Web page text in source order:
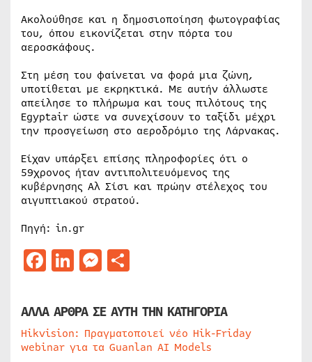
Ακολούθησε και η δημοσιοποίηση φωτογραφίας
του, όπου εικονίζεται στην πόρτα του
αεροσκάφους.
Στη μέση του φαίνεται να φορά μια ζώνη,
υποτίθεται με εκρηκτικά. Με αυτήν άλλωστε
απείλησε το πλήρωμα και τους πιλότους της
Egyptair ώστε να συνεχίσουν το ταξίδι μέχρι
την προσγείωση στο αεροδρόμιο της Λάρνακας.
Είχαν υπάρξει επίσης πληροφορίες ότι ο
59χρονος ήταν αντιπολιτευόμενος της
κυβέρνησης Αλ Σίσι και πρώην στέλεχος του
αιγυπτιακού στρατού.
Πηγή: in.gr
Facebook
LinkedIn
Messenger
ΑΛΛΑ ΑΡΘΡΑ ΣΕ ΑΥΤΗ ΤΗΝ ΚΑΤΗΓΟΡΙΑ
Hikvision: Πραγματοποιεί νέο Hik-Friday
webinar για τα Guanlan AI Models